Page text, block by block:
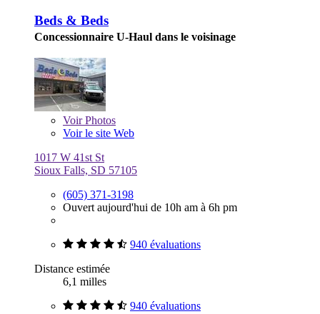
Beds & Beds
Concessionnaire U-Haul dans le voisinage
VoirPhotos
Voir le site Web
1017 W 41st St
Sioux Falls, SD 57105
(605) 371-3198
Ouvert aujourd'hui de 10h am à 6h pm
940 évaluations
Distance estimée
6,1 milles
940 évaluations